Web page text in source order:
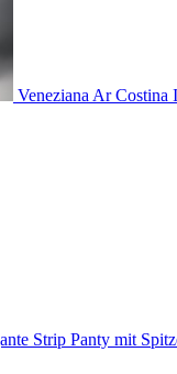
Veneziana Ar
Strip Panty mit